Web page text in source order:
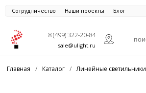
Сотрудничество Наши проекты Блог
8 (499) 322-20-84
sale@ulight.ru
Главная / Каталог / Линейные светильники